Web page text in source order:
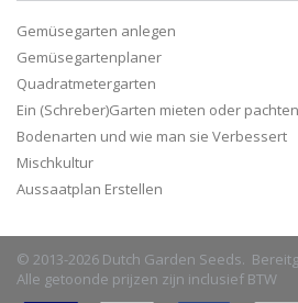
Gemüsegarten anlegen
Gemüsegartenplaner
Quadratmetergarten
Ein (Schreber)Garten mieten oder pachten
Bodenarten und wie man sie Verbessert
Mischkultur
Aussaatplan Erstellen
© 2013-2026 Dutch Garden Seeds.
Alle getoonde prijzen zijn inclusief BTW